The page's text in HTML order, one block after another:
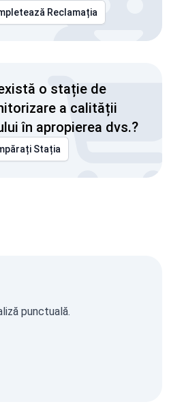
Reclamația
o stație de
a calității
în apropierea dvs.?
Stația
punctuală.